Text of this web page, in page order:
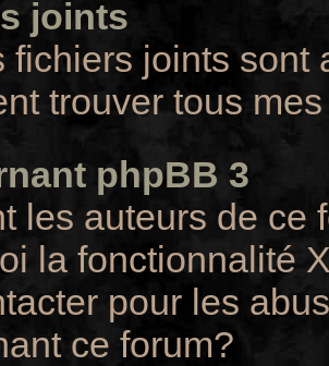
joints
fichiers joints sont
trouver tous
phpBB 3
les auteurs de ce
la fonctionnalité
pour les
ce forum?